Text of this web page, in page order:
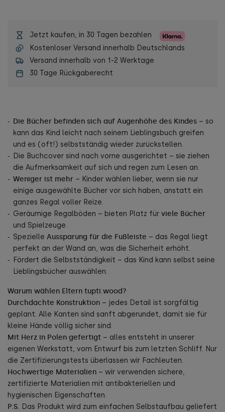
Jetzt kaufen, in 30 Tagen bezahlen
Kostenloser Versand innerhalb Deutschlands
Versand innerhalb von 1-2 Werktage
30 Tage Rückgaberecht
Die Bücher befinden sich auf Augenhöhe des Kindes – so
kann das Kind leicht nach seinem Lieblingsbuch greifen
und es (oft!) selbstständig wieder zurückstellen.
Die Buchcover sind nach vorne ausgerichtet – sie ziehen
die Aufmerksamkeit auf sich und regen zum Lesen an.
Weniger ist mehr – Kinder wählen lieber, wenn sie nur
einige ausgewählte Bücher vor sich haben, anstatt ein
ganzes Regal voller Reize.
Geräumige Regalböden – bieten Platz für viele Bücher
und Spielzeuge.
Spezielle Aussparung für die Fußleiste – das Regal liegt
perfekt an der Wand an, was die Sicherheit erhöht.
Fördert die Selbstständigkeit – das Kind kann selbst seine
Lieblingsbücher auswählen.
Warum wählen Eltern tupti.wood?
Durchdachte Konstruktion – jedes Detail ist sorgfältig
geplant. Alle Kanten sind sanft abgerundet, damit sie für
kleine Hände völlig sicher sind.
Mit Herz in Polen gefertigt – alles entsteht in unserer
eigenen Werkstatt, vom Entwurf bis zum letzten Schliff. Nur
die Zertifizierungstests überlassen wir Fachleuten.
Hochwertige Materialien – wir verwenden sichere,
zertifizierte Materialien mit antibakteriellen und
hygienischen Eigenschaften.
P.S. Das Produkt wird zum einfachen Selbstaufbau geliefert